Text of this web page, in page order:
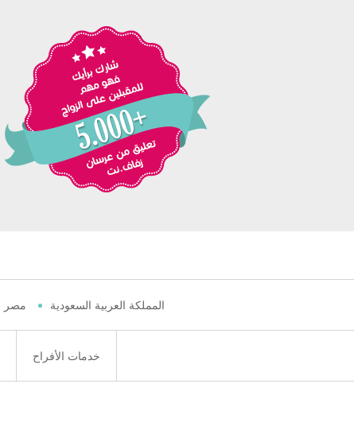
المملكة العربية السعودية مصر
خدمات الأفراح